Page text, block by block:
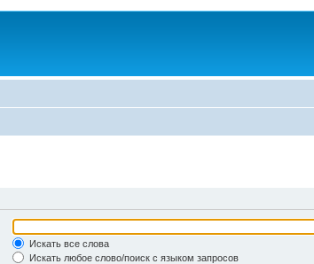
Искать все слова
Искать любое слово/поиск с языком запросов